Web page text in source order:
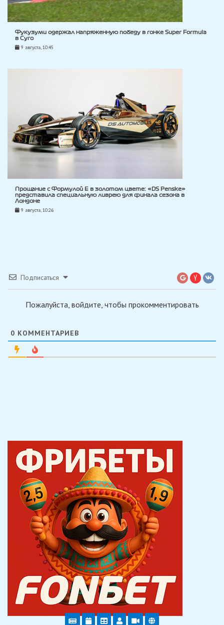
Фукузуми одержал напряженную победу в гонке Super Formula
в Суго
9 августа, 10:45
Прощание с Формулой E в золотом цвете: «DS Penske»
представила специальную ливрею для финала сезона в
Лондоне
9 августа, 10:26
Подписаться
Пожалуйста, войдите, чтобы прокомментировать
0 КОММЕНТАРИЕВ